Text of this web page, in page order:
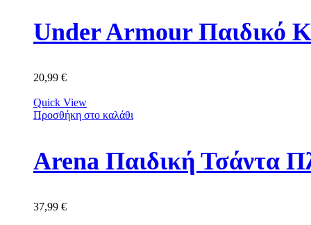
Under Armour Παιδικό
20,99 €
Quick View
Προσθήκη στο καλάθι
Arena Παιδική Τσάντα
37,99 €